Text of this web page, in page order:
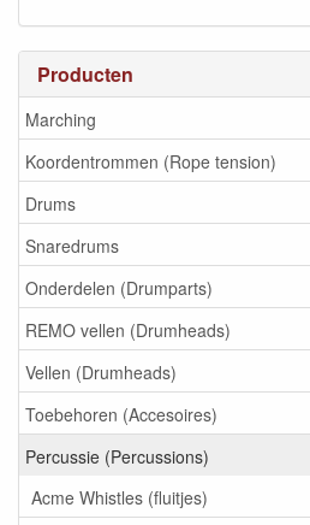
Producten
Marching
Koordentrommen (Rope tension)
Drums
Snaredrums
Onderdelen (Drumparts)
REMO vellen (Drumheads)
Vellen (Drumheads)
Toebehoren (Accesoires)
Percussie (Percussions)
Acme Whistles (fluitjes)